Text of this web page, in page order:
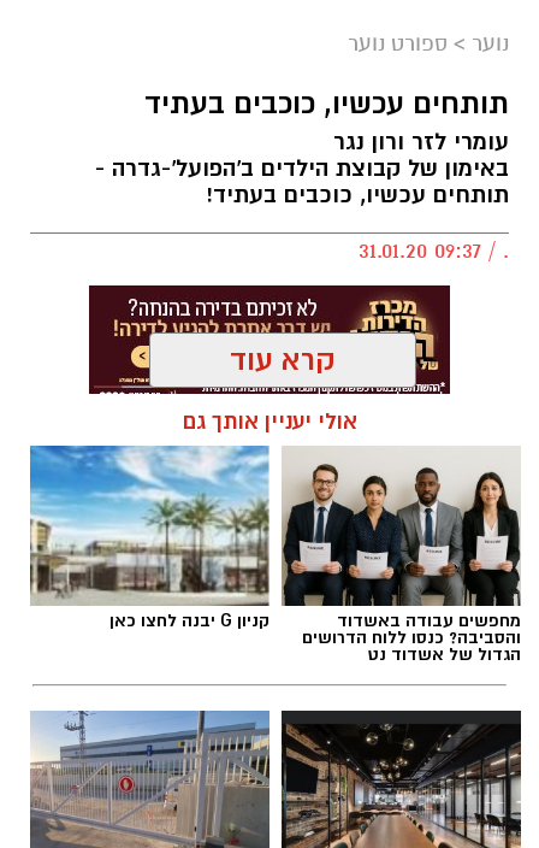
נוער > ספורט נוער
תותחים עכשיו, כוכבים בעתיד
עומרי לזר ורון נגר
באימון של קבוצת הילדים ב'הפועל'-גדרה -
תותחים עכשיו, כוכבים בעתיד!
. / 09:37 31.01.20
.
קרא עוד
אולי יעניין אותך גם
מחפשים עבודה באשדוד
והסביבה? כנסו ללוח הדרושים
הגדול של אשדוד נט
קניון G יבנה לחצו כאן